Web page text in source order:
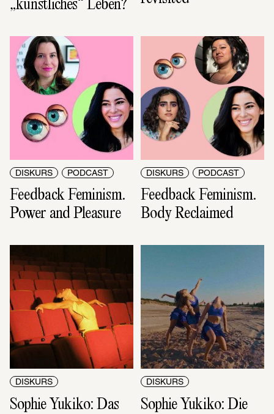
„künstliches“ Leben?
DISKURS PODCAST
Feedback Feminism.
Power and Pleasure
DISKURS PODCAST
Feedback Feminism.
Body Reclaimed
DISKURS
Sophie Yukiko: Das
DISKURS
Sophie Yukiko: Die